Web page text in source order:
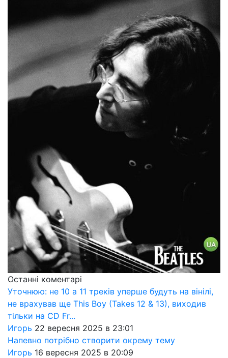
Останні коментарі
Уточнюю: не 10 а 11 треків уперше будуть на вінілі,
не врахував ще This Boy (Takes 12 & 13), виходив
тільки на CD Fr...
Игорь 22 вересня 2025 в 23:01
Напевно потрібно створити окрему тему
Игорь 16 вересня 2025 в 20:09